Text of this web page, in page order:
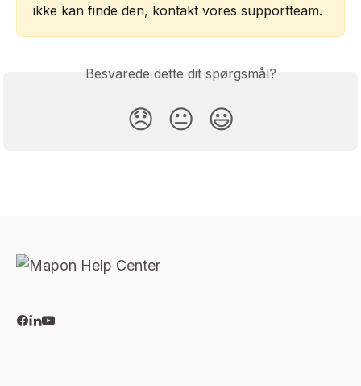
ikke kan finde den, kontakt vores supportteam.
Besvarede dette dit spørgsmål?
😞 😐 😃